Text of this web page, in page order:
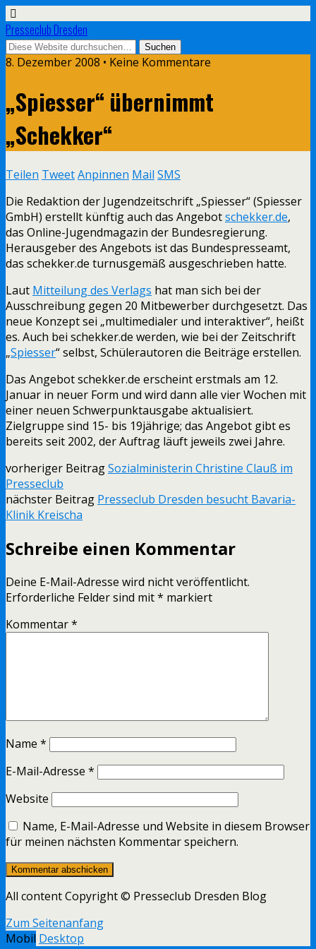
Presseclub Dresden
8. Dezember 2008 • Keine Kommentare
„Spiesser“ übernimmt
„Schekker“
Teilen TweetAnpinnen Mail SMS
Die Redaktion der Jugendzeitschrift „Spiesser“ (Spiesser
GmbH) erstellt künftig auch das Angebotschekker.de,
das Online-Jugendmagazin der Bundesregierung.
Herausgeber des Angebots ist das Bundespresseamt,
das schekker.de turnusgemäß ausgeschrieben hatte.
Laut Mitteilung des Verlags hat man sich bei der
Ausschreibung gegen 20 Mitbewerber durchgesetzt. Das
neue Konzept sei „multimedialer und interaktiver“, heißt
es. Auch bei schekker.de werden, wie bei der Zeitschrift
„Spiesser“ selbst, Schülerautoren die Beiträge erstellen.
Das Angebot schekker.de erscheint erstmals am 12.
Januar in neuer Form und wird dann alle vier Wochen mit
einer neuen Schwerpunktausgabe aktualisiert.
Zielgruppe sind 15- bis 19jährige; das Angebot gibt es
bereits seit 2002, der Auftrag läuft jeweils zwei Jahre.
vorheriger BeitragSozialministerin Christine Clauß im
Presseclub
nächster Beitrag Presseclub Dresden besucht Bavaria-
Klinik Kreischa
Schreibe einen Kommentar
Deine E-Mail-Adresse wird nicht veröffentlicht.
Erforderliche Felder sind mit* markiert
Kommentar*
Name *
E-Mail-Adresse *
Website
Name, E-Mail-Adresse und Website in diesem Browser
für meinen nächsten Kommentar speichern.
All content Copyright © Presseclub Dresden Blog
Zum Seitenanfang
Mobil Desktop